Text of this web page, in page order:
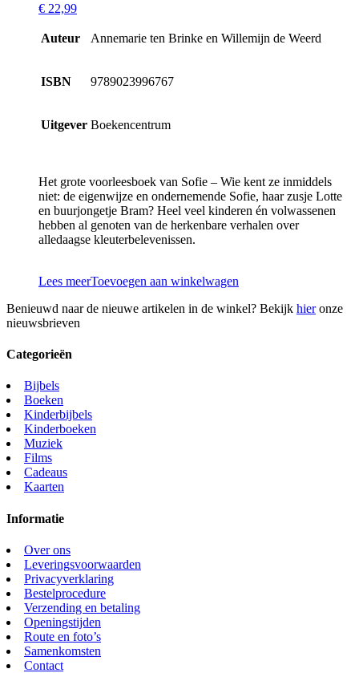
€ 22,99
Auteur Annemarie ten Brinke en Willemijn de Weerd
ISBN 9789023996767
Uitgever Boekencentrum
Het grote voorleesboek van Sofie – Wie kent ze inmiddels
niet: de eigenwijze en ondernemende Sofie, haar zusje Lotte
en buurjongetje Bram? Heel veel kinderen én volwassenen
hebben al genoten van de herkenbare verhalen over
alledaagse kleuterbelevenissen.
Lees meerToevoegen aan winkelwagen
Benieuwd naar de nieuwe artikelen in de winkel? Bekijk hieronze
nieuwsbrieven
Categorieën
Bijbels
Boeken
Kinderbijbels
Kinderboeken
Muziek
Films
Cadeaus
Kaarten
Informatie
Over ons
Leveringsvoorwaarden
Privacyverklaring
Bestelprocedure
Verzending en betaling
Openingstijden
Route en foto’s
Samenkomsten
Contact